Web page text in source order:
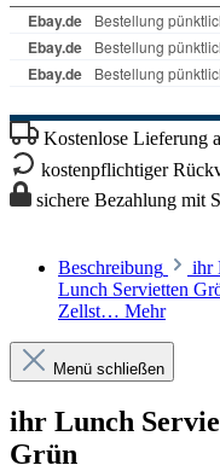
Kostenlose Lieferung
kostenpflichtiger
sichere Bezahlung mit
Beschreibung
ihr
Lunch Servietten
Zellst… Mehr
Menü schließen
ihr Lunch
Grün